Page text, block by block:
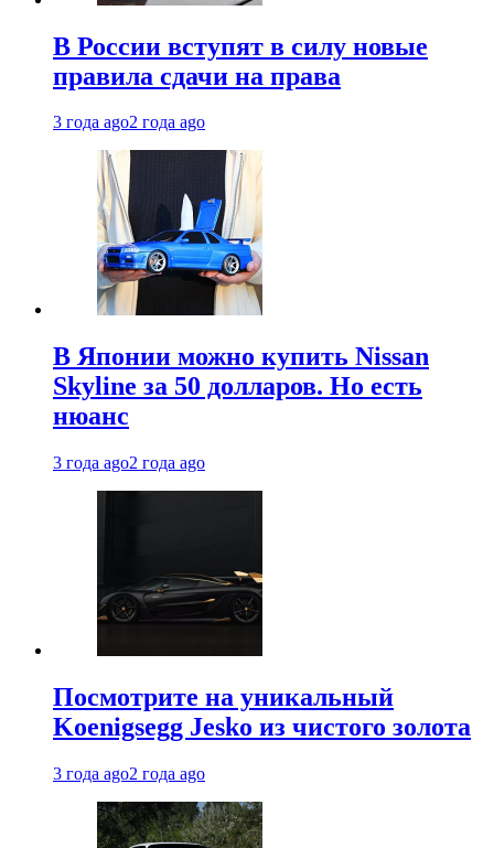
В России вступят в силу новые
правила сдачи на права
3 года ago2 года ago
В Японии можно купить Nissan
Skyline за 50 долларов. Но есть
нюанс
3 года ago2 года ago
Посмотрите на уникальный
Koenigsegg Jesko из чистого золота
3 года ago2 года ago